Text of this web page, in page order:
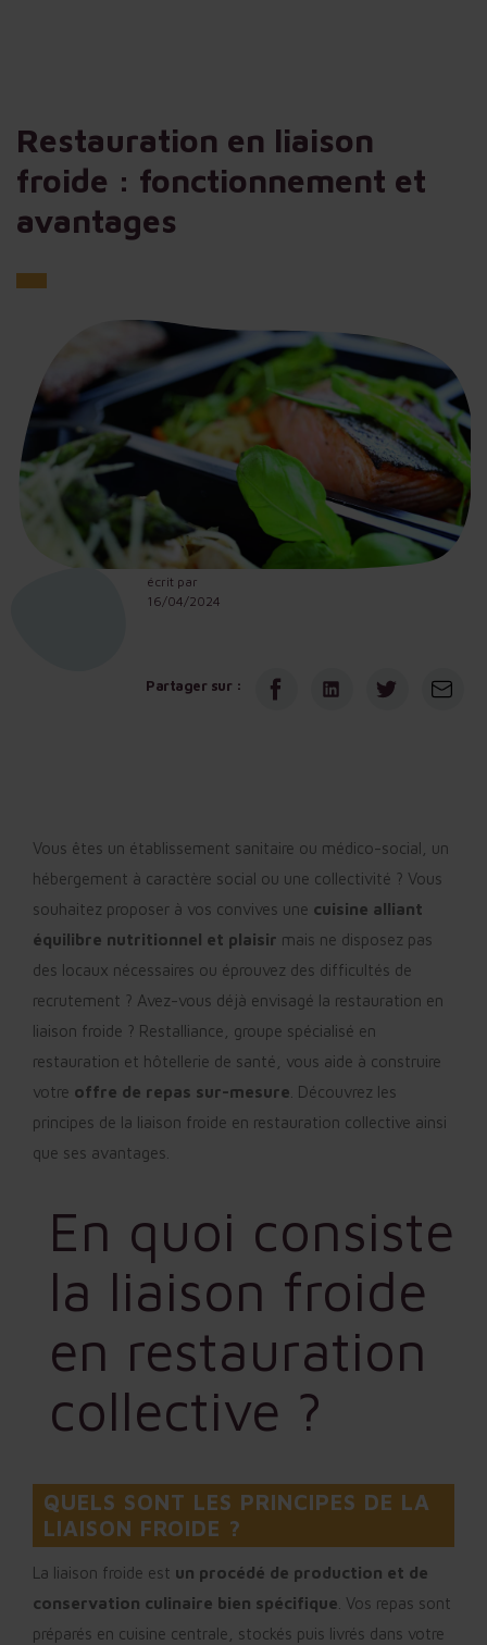
Restauration en liaison
froide : fonctionnement et
avantages
écrit par
16/04/2024
Partager sur :
Vous êtes un établissement sanitaire ou médico-social, un
hébergement à caractère social ou une collectivité ? Vous
souhaitez proposer à vos convives une cuisine alliant
équilibre nutritionnel et plaisir mais ne disposez pas
des locaux nécessaires ou éprouvez des difficultés de
recrutement ? Avez-vous déjà envisagé la restauration en
liaison froide ? Restalliance, groupe spécialisé en
restauration et hôtellerie de santé, vous aide à construire
votre offre de repas sur-mesure . Découvrez les
principes de la liaison froide en restauration collective ainsi
que ses avantages.
En quoi consiste
la liaison froide
en restauration
collective ?
QUELS SONT LES PRINCIPES DE LA
LIAISON FROIDE ?
La liaison froide est un procédé de production et de
conservation culinaire bien spécifique . Vos repas sont
préparés en cuisine centrale, stockés puis livrés dans votre